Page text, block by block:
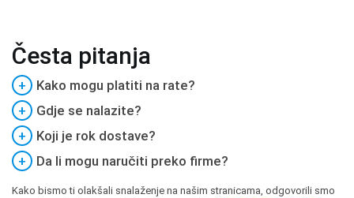
Česta pitanja
+
Kako mogu platiti na rate?
+
Gdje se nalazite?
+
Koji je rok dostave?
+
Da li mogu naručiti preko firme?
Kako bismo ti olakšali snalaženje na našim stranicama, odgovorili smo